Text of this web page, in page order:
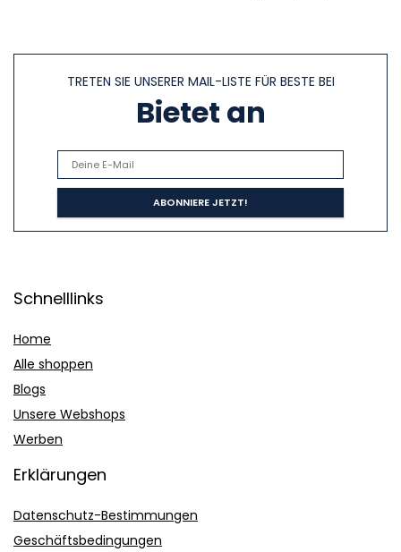
TRETEN SIE UNSERER MAIL-LISTE FÜR BESTE BEI
Bietet an
Schnelllinks
Home
Alle shoppen
Blogs
Unsere Webshops
Werben
Erklärungen
Datenschutz-Bestimmungen
Geschäftsbedingungen